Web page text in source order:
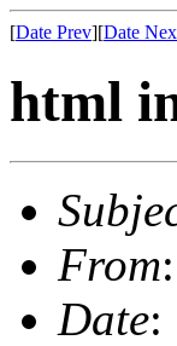
[Date Prev][Date
html
From
Date: